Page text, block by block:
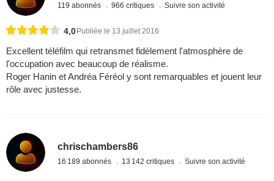
119 abonnés 966 critiques Suivre son activité
4,0Publiée le 13 juillet 2016
Excellent téléfilm qui retransmet fidèlement l'atmosphère de
l'occupation avec beaucoup de réalisme.
Roger Hanin et Andréa Féréol y sont remarquables et jouent leur
rôle avec justesse.
chrischambers86
16 189 abonnés 13 142 critiques Suivre son activité